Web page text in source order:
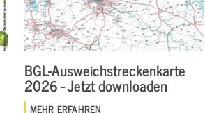
BGL-Ausweichstreckenkarte
2026 - Jetzt downloaden
MEHR ERFAHREN